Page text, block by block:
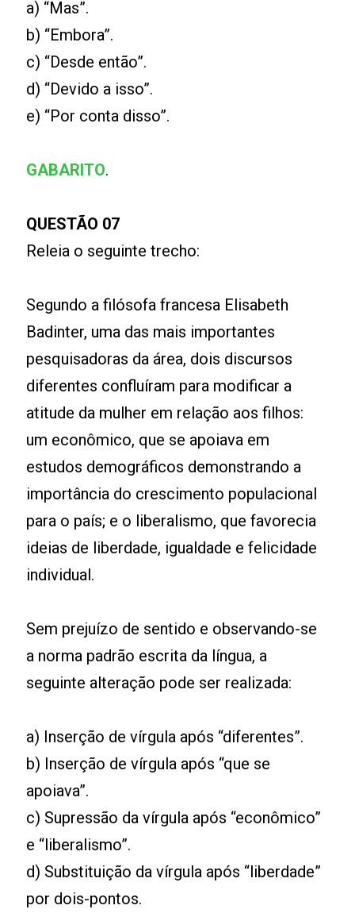
a) “Mas”.
b) “Embora”.
c) “Desde então”.
d) “Devido a isso”.
e) “Por conta disso”.
GABARITO.
QUESTÃO 07
Releia o seguinte trecho:
Segundo a filósofa francesa Elisabeth
Badinter, uma das mais importantes
pesquisadoras da área, dois discursos
diferentes confluíram para modificar a
atitude da mulher em relação aos filhos:
um econômico, que se apoiava em
estudos demográficos demonstrando a
importância do crescimento populacional
para o país; e o liberalismo, que favorecia
ideias de liberdade, igualdade e felicidade
individual.
Sem prejuízo de sentido e observando-se
a norma padrão escrita da língua, a
seguinte alteração pode ser realizada:
a) Inserção de vírgula após “diferentes”.
b) Inserção de vírgula após “que se
apoiava”.
c) Supressão da vírgula após “econômico”
e “liberalismo”.
d) Substituição da vírgula após “liberdade”
por dois-pontos.